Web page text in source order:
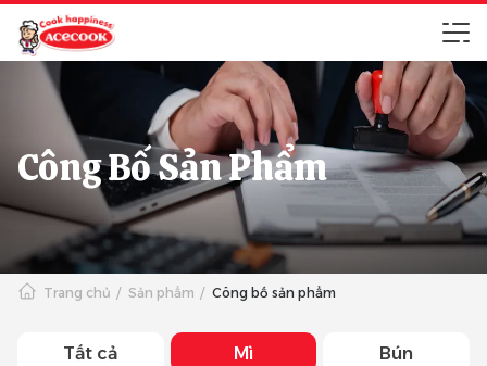
Công Bố Sản Phẩm
Trang chủ Sản phẩm Công bố sản phẩm
Tất cả Mì Bún